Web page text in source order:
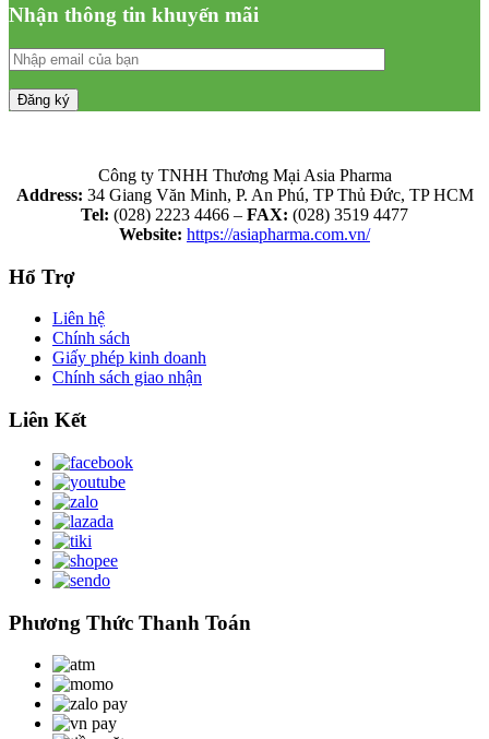
Nhận thông tin khuyến mãi
Công ty TNHH Thương Mại Asia Pharma
Address: 34 Giang Văn Minh, P. An Phú, TP Thủ Đức, TP HCM
Tel: (028) 2223 4466 – FAX: (028) 3519 4477
Website: https://asiapharma.com.vn/
Hổ Trợ
Liên hệ
Chính sách
Giấy phép kinh doanh
Chính sách giao nhận
Liên Kết
Phương Thức Thanh Toán